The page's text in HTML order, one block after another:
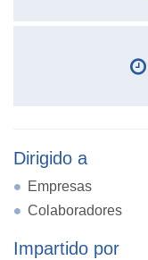
Dirigido a
Empresas
Colaboradores
Impartido por